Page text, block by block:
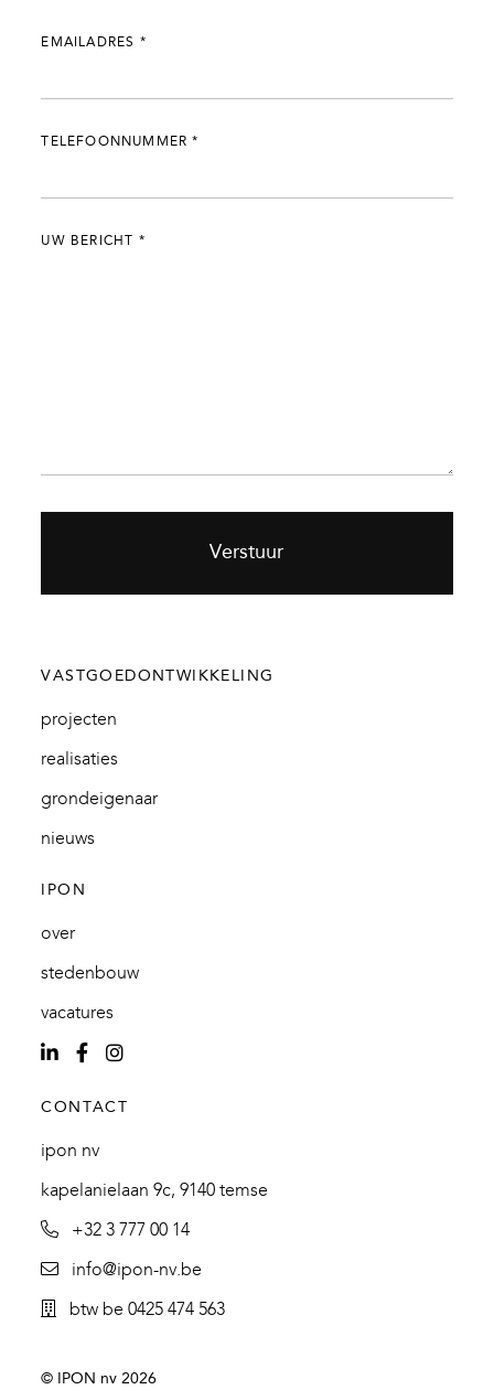
EMAILADRES *
TELEFOONNUMMER*
UW BERICHT *
Verstuur
VASTGOEDONTWIKKELING
projecten
realisaties
grondeigenaar
nieuws
IPON
over
stedenbouw
vacatures
CONTACT
ipon nv
kapelanielaan 9c, 9140 temse
+32 3 777 00 14
info@ipon-nv.be
btw be 0425 474 563
© IPON nv 2026